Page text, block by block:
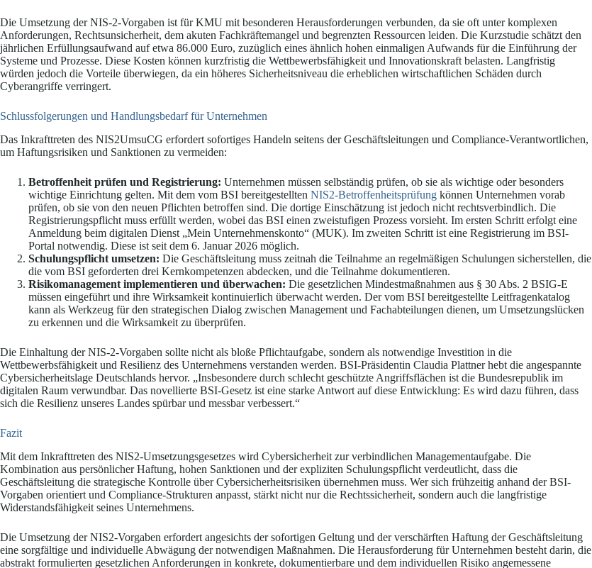
Die Umsetzung der NIS-2-Vorgaben ist für KMU mit besonderen Herausforderungen verbunden, da sie oft unter komplexen
Anforderungen, Rechtsunsicherheit, dem akuten Fachkräftemangel und begrenzten Ressourcen leiden. Die Kurzstudie schätzt den
jährlichen Erfüllungsaufwand auf etwa 86.000 Euro, zuzüglich eines ähnlich hohen einmaligen Aufwands für die Einführung der
Systeme und Prozesse. Diese Kosten können kurzfristig die Wettbewerbsfähigkeit und Innovationskraft belasten. Langfristig
würden jedoch die Vorteile überwiegen, da ein höheres Sicherheitsniveau die erheblichen wirtschaftlichen Schäden durch
Cyberangriffe verringert.
Schlussfolgerungen und Handlungsbedarf für Unternehmen
Das Inkrafttreten des NIS2UmsuCG erfordert sofortiges Handeln seitens der Geschäftsleitungen und Compliance-Verantwortlichen,
um Haftungsrisiken und Sanktionen zu vermeiden:
Betroffenheit prüfen und Registrierung: Unternehmen müssen selbständig prüfen, ob sie als wichtige oder besonders
wichtige Einrichtung gelten. Mit dem vom BSI bereitgestellten NIS2-Betroffenheitsprüfung können Unternehmen vorab
prüfen, ob sie von den neuen Pflichten betroffen sind. Die dortige Einschätzung ist jedoch nicht rechtsverbindlich. Die
Registrierungspflicht muss erfüllt werden, wobei das BSI einen zweistufigen Prozess vorsieht. Im ersten Schritt erfolgt eine
Anmeldung beim digitalen Dienst „Mein Unternehmenskonto“ (MUK). Im zweiten Schritt ist eine Registrierung im BSI-
Portal notwendig. Diese ist seit dem 6. Januar 2026 möglich.
Schulungspflicht umsetzen: Die Geschäftsleitung muss zeitnah die Teilnahme an regelmäßigen Schulungen sicherstellen, die
die vom BSI geforderten drei Kernkompetenzen abdecken, und die Teilnahme dokumentieren.
Risikomanagement implementieren und überwachen: Die gesetzlichen Mindestmaßnahmen aus § 30 Abs. 2 BSIG-E
müssen eingeführt und ihre Wirksamkeit kontinuierlich überwacht werden. Der vom BSI bereitgestellte Leitfragenkatalog
kann als Werkzeug für den strategischen Dialog zwischen Management und Fachabteilungen dienen, um Umsetzungslücken
zu erkennen und die Wirksamkeit zu überprüfen.
Die Einhaltung der NIS-2-Vorgaben sollte nicht als bloße Pflichtaufgabe, sondern als notwendige Investition in die
Wettbewerbsfähigkeit und Resilienz des Unternehmens verstanden werden. BSI-Präsidentin Claudia Plattner hebt die angespannte
Cybersicherheitslage Deutschlands hervor. „Insbesondere durch schlecht geschützte Angriffsflächen ist die Bundesrepublik im
digitalen Raum verwundbar. Das novellierte BSI-Gesetz ist eine starke Antwort auf diese Entwicklung: Es wird dazu führen, dass
sich die Resilienz unseres Landes spürbar und messbar verbessert.“
Fazit
Mit dem Inkrafttreten des NIS2-Umsetzungsgesetzes wird Cybersicherheit zur verbindlichen Managementaufgabe. Die
Kombination aus persönlicher Haftung, hohen Sanktionen und der expliziten Schulungspflicht verdeutlicht, dass die
Geschäftsleitung die strategische Kontrolle über Cybersicherheitsrisiken übernehmen muss. Wer sich frühzeitig anhand der BSI-
Vorgaben orientiert und Compliance-Strukturen anpasst, stärkt nicht nur die Rechtssicherheit, sondern auch die langfristige
Widerstandsfähigkeit seines Unternehmens.
Die Umsetzung der NIS2-Vorgaben erfordert angesichts der sofortigen Geltung und der verschärften Haftung der Geschäftsleitung
eine sorgfältige und individuelle Abwägung der notwendigen Maßnahmen. Die Herausforderung für Unternehmen besteht darin, die
abstrakt formulierten gesetzlichen Anforderungen in konkrete, dokumentierbare und dem individuellen Risiko angemessene